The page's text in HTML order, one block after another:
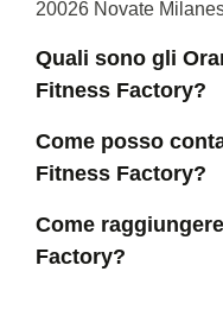
20026 Novate
Quali sono gli
Fitness Factory?
Come posso
Fitness Factory?
Come
Factory?